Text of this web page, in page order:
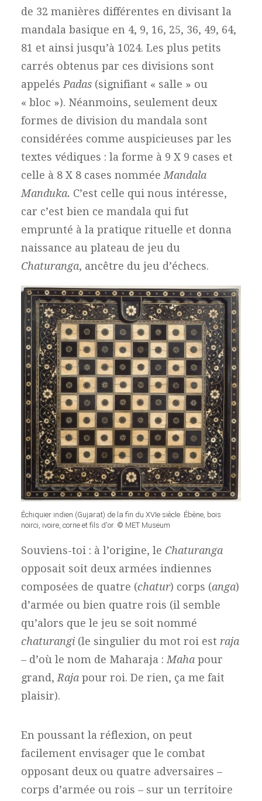
de 32 manières différentes en divisant la
mandala basique en 4, 9, 16, 25, 36, 49, 64,
81 et ainsi jusqu’à 1024. Les plus petits
carrés obtenus par ces divisions sont
appelés Padas (signifiant « salle » ou
« bloc »). Néanmoins, seulement deux
formes de division du mandala sont
considérées comme auspicieuses par les
textes védiques : la forme à 9 X 9 cases et
celle à 8 X 8 cases nommée Mandala
Manduka. C’est celle qui nous intéresse,
car c’est bien ce mandala qui fut
emprunté à la pratique rituelle et donna
naissance au plateau de jeu du
Chaturanga, ancêtre du jeu d’échecs.
Échiquier indien (Gujarat) de la fin du XVIe siècle. Ébène, bois
noirci, ivoire, corne et fils d'or. © MET Museum
Souviens-toi : à l’origine, le Chaturanga
opposait soit deux armées indiennes
composées de quatre (chatur) corps (anga)
d’armée ou bien quatre rois (il semble
qu’alors que le jeu se soit nommé
chaturangi (le singulier du mot roi est raja
– d’où le nom de Maharaja : Maha pour
grand, Raja pour roi. De rien, ça me fait
plaisir).
En poussant la réflexion, on peut
facilement envisager que le combat
opposant deux ou quatre adversaires –
corps d’armée ou rois – sur un territoire